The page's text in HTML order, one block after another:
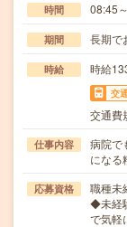
時間 08:45
期間 長期で
時給 時給
交
交通費
仕事内容
病院で
になる
応募資格
職種未
◆未経
で気軽